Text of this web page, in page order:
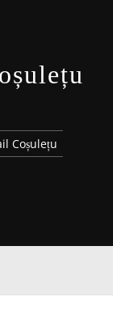
Coșulețu